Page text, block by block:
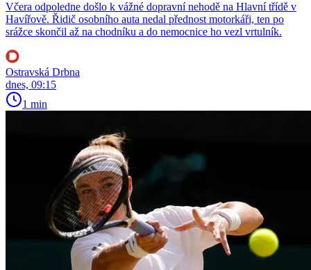
Včera odpoledne došlo k vážné dopravní nehodě na Hlavní třídě v
Havířově. Řidič osobního auta nedal přednost motorkáři, ten po
srážce skončil až na chodníku a do nemocnice ho vezl vrtulník.
Ostravská Drbna
dnes, 09:15
1 min